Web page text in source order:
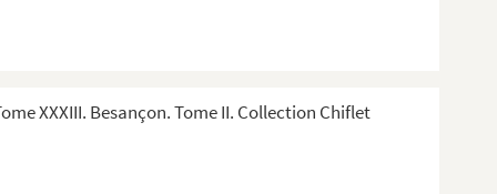
XXXIII. Besançon. Tome II. Collection Chiflet